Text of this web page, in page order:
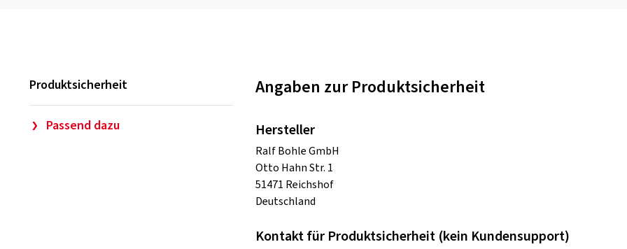
Produktsicherheit
Passend dazu
Angaben zur Produktsicherheit
Hersteller
Ralf Bohle GmbH
Otto Hahn Str. 1
51471 Reichshof
Deutschland
Kontakt für Produktsicherheit (kein Kundensupport)